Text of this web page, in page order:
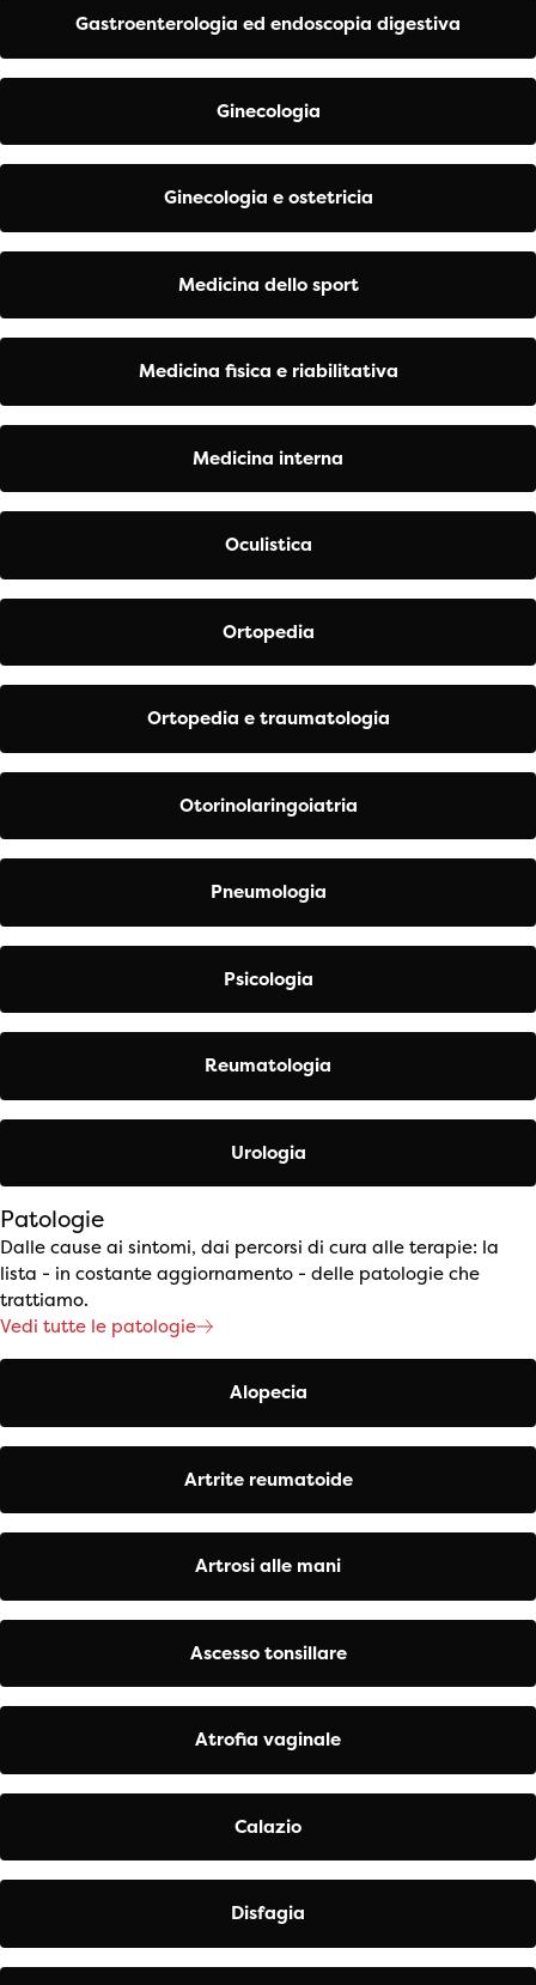
Gastroenterologia ed endoscopia digestiva
Ginecologia
Ginecologia e ostetricia
Medicina dello sport
Medicina fisica e riabilitativa
Medicina interna
Oculistica
Ortopedia
Ortopedia e traumatologia
Otorinolaringoiatria
Pneumologia
Psicologia
Reumatologia
Urologia
Patologie
Dalle cause ai sintomi, dai percorsi di cura alle terapie: la
lista - in costante aggiornamento - delle patologie che
trattiamo.
Vedi tutte le patologie
Alopecia
Artrite reumatoide
Artrosi alle mani
Ascesso tonsillare
Atrofia vaginale
Calazio
Disfagia